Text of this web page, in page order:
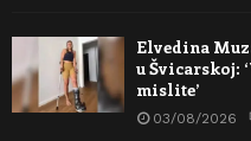
Elvedina
u Švicarskoj:
mislite’
03/08/2026